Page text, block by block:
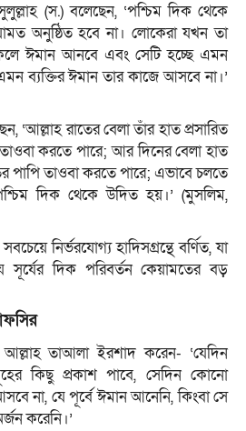
(স.) বলেছেন, ‘পশ্চিম দিক থেকে
অনুষ্ঠিত হবে না। লোকেরা যখন তা
ঈমান আনবে এবং সেটি হচ্ছে এমন
ব্যক্তির ঈমান তার কাজে আসবে না।’
‘আল্লাহ রাতের বেলা তাঁর হাত প্রসারিত
করতে পারে; আর দিনের বেলা হাত
পাপি তাওবা করতে পারে; এভাবে চলতে
দিক থেকে উদিত হয়।’ (মুসলিম,
নির্ভরযোগ্য হাদিসগ্রন্থে বর্ণিত, যা
সূর্যের দিক পরিবর্তন কেয়ামতের বড়
তাআলা ইরশাদ করেন- ‘যেদিন
কিছু প্রকাশ পাবে, সেদিন কোনো
না, যে পূর্বে ঈমান আনেনি, কিংবা সে
করেনি।’